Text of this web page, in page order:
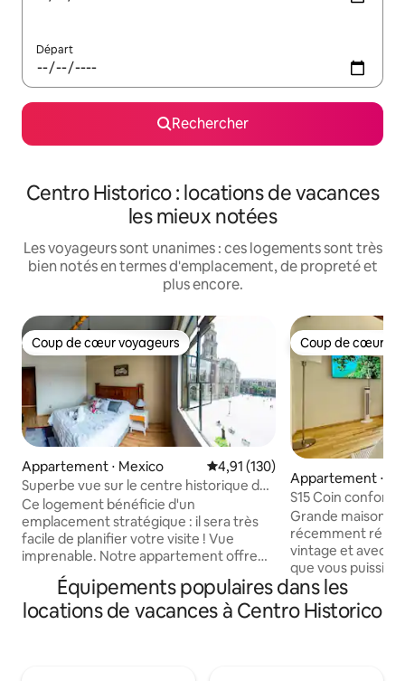
Départ
Rechercher
Centro Historico : locations de vacances
les mieux notées
Les voyageurs sont unanimes : ces logements sont très
bien notés en termes d'emplacement, de propreté et
plus encore.
Coup de cœur voyageurs
Coup de cœur voyageurs
Appartement ⋅ Mexico Évaluation moyenne sur la
4,91 (130)
Superbe vue sur le centre historique de
notre appartement !
Ce logement bénéficie d'un
emplacement stratégique : il sera très
facile de planifier votre visite ! Vue
imprenable. Notre appartement offre
une vue panoramique sur le majestueux
Palacio de Medicina et l'élégante Iglesia
de Santo Domingo. Vous pouvez profiter
de ces joyaux architecturaux dans le
Coup de cœur
Coup de cœur
Appartement ⋅
S15 Coin
centre historique
Grande maison
récemment
vintage et avec
que vous
agréable, nous
du centre
seulement 2
Équipements populaires dans les
locations de vacances à Centro Historico